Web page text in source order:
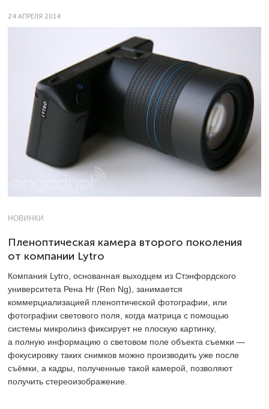
24 АПРЕЛЯ 2014
НОВИНКИ
Пленоптическая камера второго поколения
от компании Lytro
Компания Lytro, основанная выходцем из Стэнфордского
университета Рена Нг (Ren Ng), занимается
коммерциализацией пленоптической фотографии, или
фотографии светового поля, когда матрица с помощью
системы микролинз фиксирует не плоскую картинку,
а полную информацию о световом поле объекта съемки —
фокусировку таких снимков можно производить уже после
съёмки, а кадры, полученные такой камерой, позволяют
получить стереоизображение.